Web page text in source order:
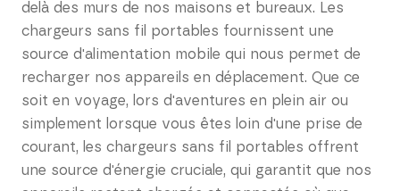
delà des murs de nos maisons et bureaux. Les
chargeurs sans fil portables fournissent une
source d'alimentation mobile qui nous permet de
recharger nos appareils en déplacement. Que ce
soit en voyage, lors d'aventures en plein air ou
simplement lorsque vous êtes loin d'une prise de
courant, les chargeurs sans fil portables offrent
une source d'énergie cruciale, qui garantit que nos